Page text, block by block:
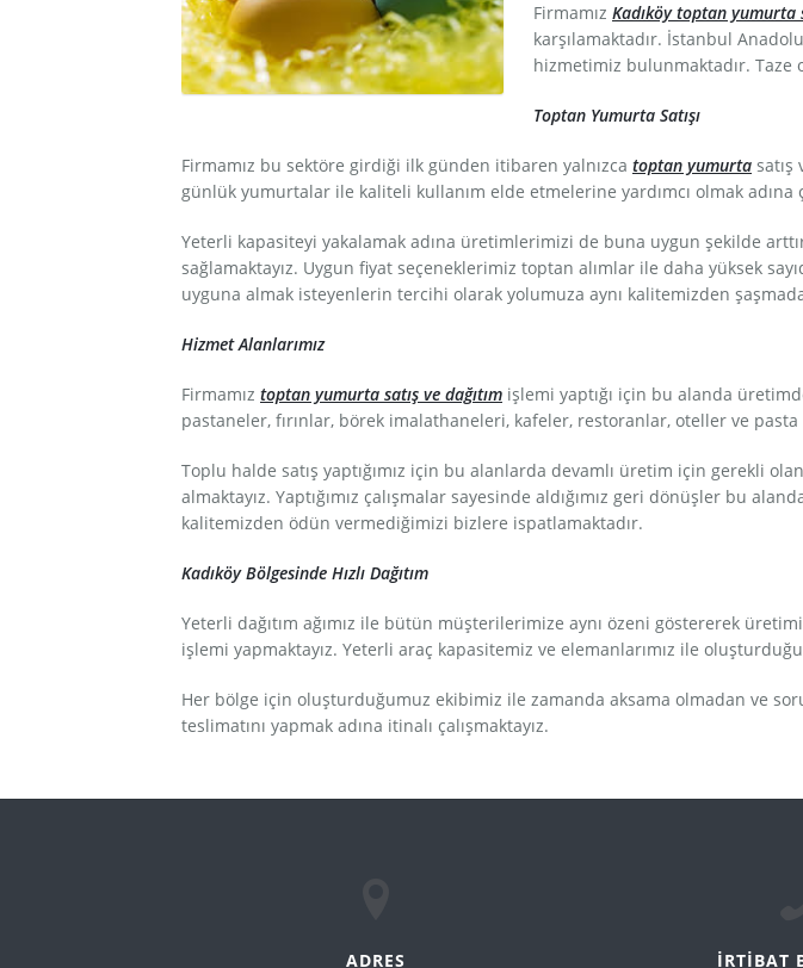
Referanslar
İletişim
Firmamız Kadıköy toptan yumurta
karşılamaktadır. İstanbul
hizmetimiz bulunmaktadır. Taze
Toptan Yumurta Satışı
Firmamız bu sektöre girdiği ilk günden itibaren yalnızca toptan yumurta satış
günlük yumurtalar ile kaliteli kullanım elde etmelerine yardımcı olmak adına
Yeterli kapasiteyi yakalamak adına üretimlerimizi de buna uygun şekilde
sağlamaktayız. Uygun fiyat seçeneklerimiz toptan alımlar ile daha yüksek
uyguna almak isteyenlerin tercihi olarak yolumuza aynı kalitemizden
Hizmet Alanlarımız
Firmamız toptan yumurta satış ve dağıtım işlemi yaptığı için bu alanda
pastaneler, fırınlar, börek imalathaneleri, kafeler, restoranlar, oteller ve pasta
Toplu halde satış yaptığımız için bu alanlarda devamlı üretim için gerekli
almaktayız. Yaptığımız çalışmalar sayesinde aldığımız geri dönüşler bu
kalitemizden ödün vermediğimizi bizlere ispatlamaktadır.
Kadıköy Bölgesinde Hızlı Dağıtım
Yeterli dağıtım ağımız ile bütün müşterilerimize aynı özeni göstererek
işlemi yapmaktayız. Yeterli araç kapasitemiz ve elemanlarımız ile
Her bölge için oluşturduğumuz ekibimiz ile zamanda aksama olmadan ve
teslimatını yapmak adına itinalı çalışmaktayız.
ADRES İRTİBAT